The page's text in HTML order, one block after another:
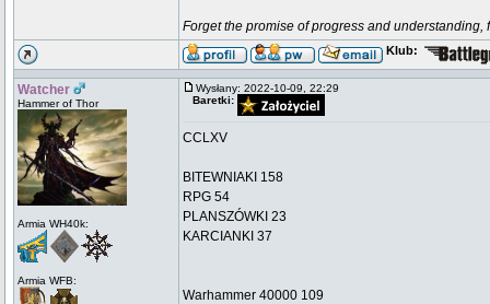
Forget the promise of progress and
Klub:
Watcher
Hammer of Thor
Armia WH40k:
Armia WFB:
Wysłany: 2022-10-09, 22:29
Baretki:
CCLXV
BITEWNIAKI 158
RPG 54
PLANSZÓWKI 23
KARCIANKI 37
Warhammer 40000 109